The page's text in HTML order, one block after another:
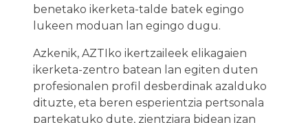
benetako ikerketa-talde batek egingo
lukeen moduan lan egingo dugu.
Azkenik, AZTIko ikertzaileek elikagaien
ikerketa-zentro batean lan egiten duten
profesionalen profil desberdinak azalduko
dituzte, eta beren esperientzia pertsonala
partekatuko dute, zientziara bidean izan